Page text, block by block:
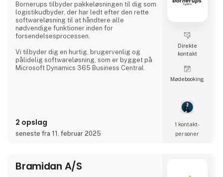
Bornerups tilbyder pakkeløsningen til dig som
logistikudbyder, der har ledt efter den rette
softwareløsning til at håndtere alle
nødvendige funktioner inden for
forsendelsesprocessen.
Vi tilbyder dig en hurtig, brugervenlig og
pålidelig softwareløsning, som er bygget på
Microsoft Dynamics 365 Business Central.
vejtransport til kølerum.
2 opslag
seneste fra 11. februar 2025
Direkte
kontakt
Møde­booking
1 kontakt­
personer
Bramidan A/S